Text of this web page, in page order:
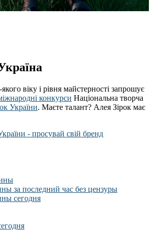
віку і рівня майстерності запрошує
конкурси Національна творча
України. Маєте талант? Алея Зірок має
за последний час без цензуры
сегодня